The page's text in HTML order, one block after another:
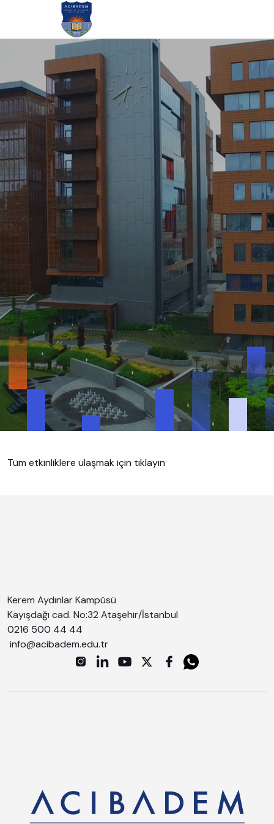
atla
Tüm etkinliklere ulaşmak için tıklayın
Kerem Aydınlar Kampüsü
Kayışdağı cad. No:32 Ataşehir/İstanbul
0216 500 44 44
info@acibadem.edu.tr